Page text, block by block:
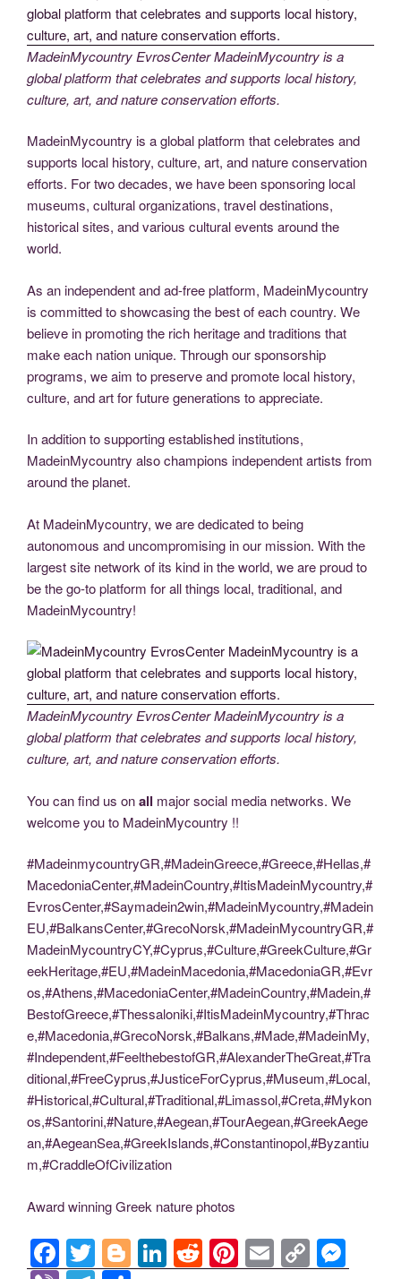
MadeinMycountry EvrosCenter MadeinMycountry is a
global platform that celebrates and supports local history,
culture, art, and nature conservation efforts.
MadeinMycountry is a global platform that celebrates and
supports local history, culture, art, and nature conservation
efforts. For two decades, we have been sponsoring local
museums, cultural organizations, travel destinations,
historical sites, and various cultural events around the
world.
As an independent and ad-free platform, MadeinMycountry
is committed to showcasing the best of each country. We
believe in promoting the rich heritage and traditions that
make each nation unique. Through our sponsorship
programs, we aim to preserve and promote local history,
culture, and art for future generations to appreciate.
In addition to supporting established institutions,
MadeinMycountry also champions independent artists from
around the planet.
At MadeinMycountry, we are dedicated to being
autonomous and uncompromising in our mission. With the
largest site network of its kind in the world, we are proud to
be the go-to platform for all things local, traditional, and
MadeinMycountry!
MadeinMycountry EvrosCenter MadeinMycountry is a
global platform that celebrates and supports local history,
culture, art, and nature conservation efforts.
You can find us onall major social media networks. We
welcome you to MadeinMycountry !!
#MadeinmycountryGR,#MadeinGreece,#Greece,#Hellas,#
MacedoniaCenter,#MadeinCountry,#ItisMadeinMycountry,#
EvrosCenter,#Saymadein2win,#MadeinMycountry,#Madein
EU,#BalkansCenter,#GrecoNorsk,#MadeinMycountryGR,#
MadeinMycountryCY,#Cyprus,#Culture,#GreekCulture,#Gr
eekHeritage,#EU,#MadeinMacedonia,#MacedoniaGR,#Evr
os,#Athens,#MacedoniaCenter,#MadeinCountry,#Madein,#
BestofGreece,#Thessaloniki,#ItisMadeinMycountry,#Thrac
e,#Macedonia,#GrecoNorsk,#Balkans,#Made,#MadeinMy,
#Independent,#FeelthebestofGR,#AlexanderTheGreat,#Tra
ditional,#FreeCyprus,#JusticeForCyprus,#Museum,#Local,
#Historical,#Cultural,#Traditional,#Limassol,#Creta,#Mykon
os,#Santorini,#Nature,#Aegean,#TourAegean,#GreekAege
an,#AegeanSea,#GreekIslands,#Constantinopol,#Byzantiu
m,#CraddleOfCivilization
Award winning Greek nature photos
F T Bl Li R Pi E C